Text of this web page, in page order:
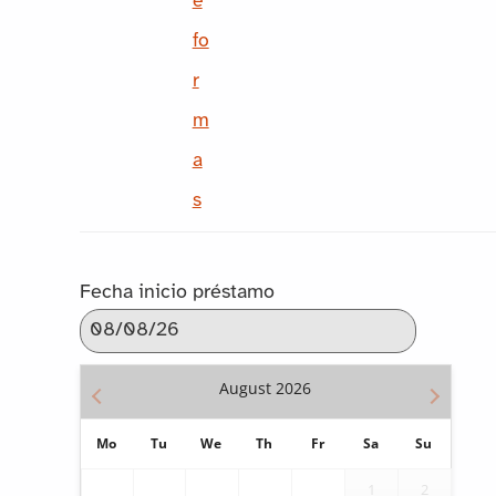
s
c
a
fo
r
m
a
s
Fecha inicio préstamo
August 2026
Mo Tu We Th Fr Sa Su
2